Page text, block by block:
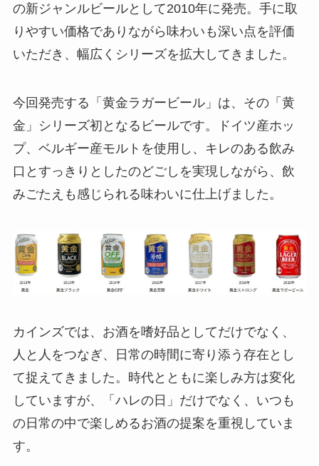
の新ジャンルビールとして2010年に発売。手に取
りやすい価格でありながら味わいも深い点を評価
いただき、幅広くシリーズを拡大してきました。
今回発売する「黄金ラガービール」は、その「黄
金」シリーズ初となるビールです。ドイツ産ホッ
プ、ベルギー産モルトを使用し、キレのある飲み
口とすっきりとしたのどごしを実現しながら、飲
みごたえも感じられる味わいに仕上げました。
カインズでは、お酒を嗜好品としてだけでなく、
人と人をつなぎ、日常の時間に寄り添う存在とし
て捉えてきました。時代とともに楽しみ方は変化
していますが、「ハレの日」だけでなく、いつも
の日常の中で楽しめるお酒の提案を重視していま
す。